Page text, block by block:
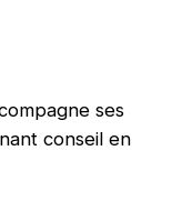
ses
conseil en